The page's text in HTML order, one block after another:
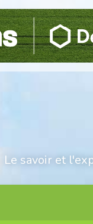
Le savoir et